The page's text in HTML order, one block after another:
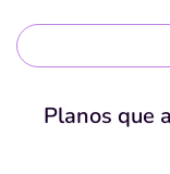
Planos que